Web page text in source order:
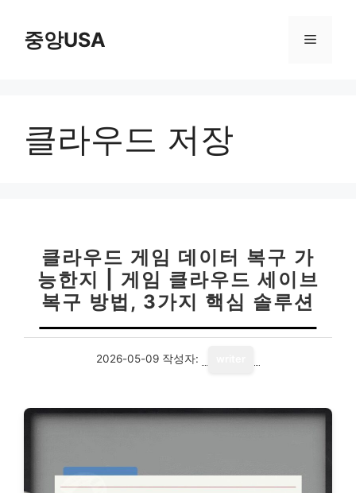
중앙USA 메
클라우드 저장
클라우드 게임 데이터 복구 가
능한지 | 게임 클라우드 세이브
복구 방법, 3가지 핵심 솔루션
2026-05-09 작성자: